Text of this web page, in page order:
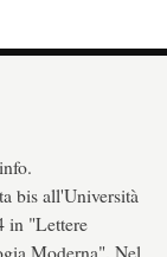
bis all'Università
in "Lettere
Moderna". Nel